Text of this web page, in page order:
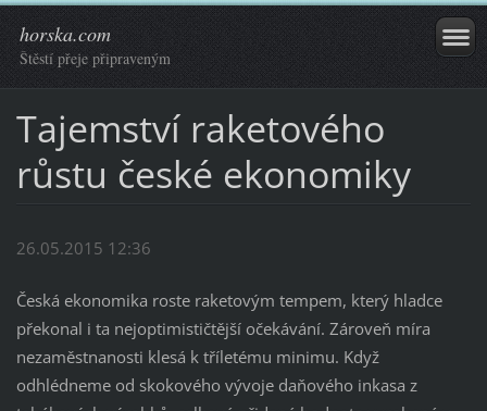
horska.com
Štěstí přeje připraveným
Tajemství raketového
růstu české ekonomiky
26.05.2015 12:36
Česká ekonomika roste raketovým tempem, který hladce
překonal i ta nejoptimističtější očekávání. Zároveň míra
nezaměstnanosti klesá k tříletému minimu. Když
odhlédneme od skokového vývoje daňového inkasa z